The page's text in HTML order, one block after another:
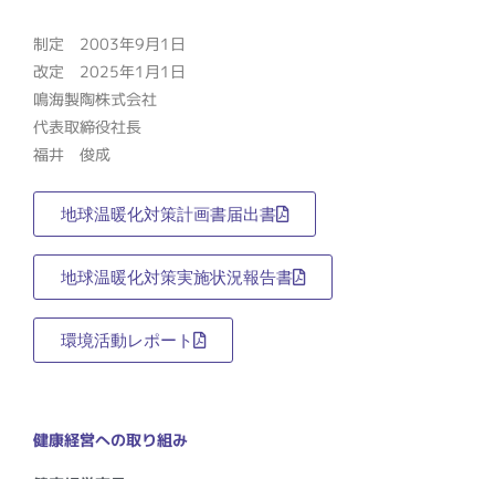
制定 2003年9月1日
改定 2025年1月1日
鳴海製陶株式会社
代表取締役社長
福井 俊成
地球温暖化対策計画書届出書
地球温暖化対策実施状況報告書
環境活動レポート
健康経営への取り組み